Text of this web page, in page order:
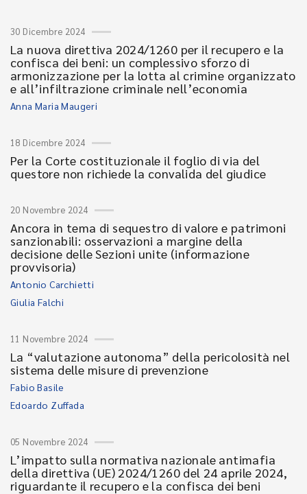
30 Dicembre 2024
La nuova direttiva 2024/1260 per il recupero e la
confisca dei beni: un complessivo sforzo di
armonizzazione per la lotta al crimine organizzato
e all’infiltrazione criminale nell’economia
Anna Maria Maugeri
18 Dicembre 2024
Per la Corte costituzionale il foglio di via del
questore non richiede la convalida del giudice
20 Novembre 2024
Ancora in tema di sequestro di valore e patrimoni
sanzionabili: osservazioni a margine della
decisione delle Sezioni unite (informazione
provvisoria)
Antonio Carchietti
Giulia Falchi
11 Novembre 2024
La “valutazione autonoma” della pericolosità nel
sistema delle misure di prevenzione
Fabio Basile
Edoardo Zuffada
05 Novembre 2024
L’impatto sulla normativa nazionale antimafia
della direttiva (UE) 2024/1260 del 24 aprile 2024,
riguardante il recupero e la confisca dei beni